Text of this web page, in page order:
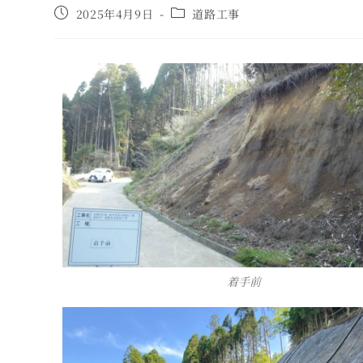
2025年4月9日 道路工事
着手前